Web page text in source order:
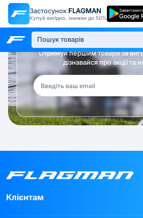
Застосунок FLAGMAN
Купуй вигідно, знижки до 50% Google
Будь в
Отримуй першим товари за
дізнавайся про акції та
Клієнтам